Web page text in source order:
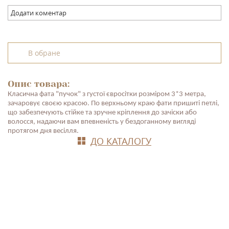
Додати коментар
В обране
Опис товара:
Класична фата "пучок" з густої євросітки розміром 3*3 метра,
зачаровує своєю красою. По верхньому краю фати пришиті петлі,
що забезпечують стійке та зручне кріплення до зачіски або
волосся, надаючи вам впевненість у бездоганному вигляді
протягом дня весілля.
ДО КАТАЛОГУ